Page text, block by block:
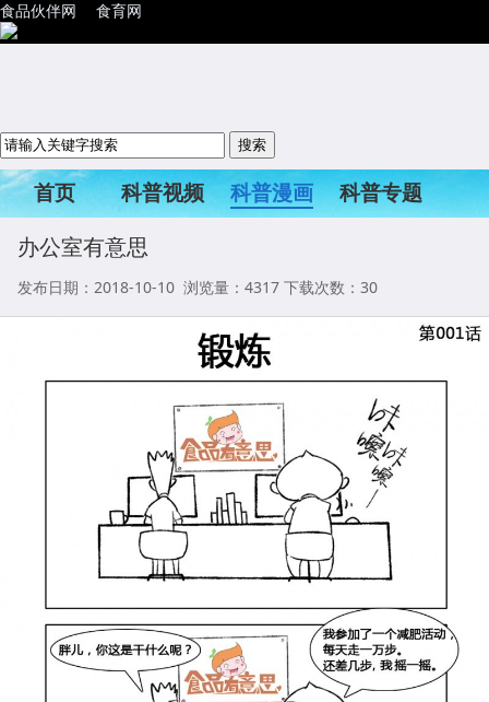
食品伙伴网 食育网
首页 科普视频 科普漫画
科普专题
科普活动
办公室有意思
发布日期：2018-10-10 浏览量： 4317 下载次数：30